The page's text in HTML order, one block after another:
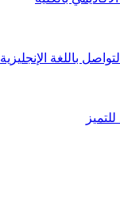
باللغة الإنجليزية